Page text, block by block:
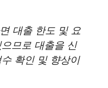
대출 한도 및 요
므로 대출을 신
확인 및 향상이